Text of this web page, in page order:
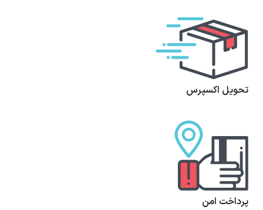
تحویل اکسپرس
پرداخت امن